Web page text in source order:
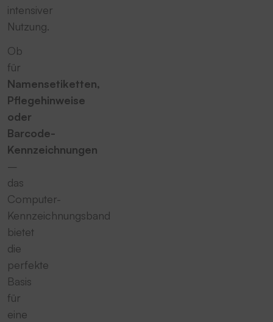
intensiver
Nutzung.
Ob
für
Namensetiketten,
Pflegehinweise
oder
Barcode-
Kennzeichnungen
–
das
Computer-
Kennzeichnungsband
bietet
die
perfekte
Basis
für
eine